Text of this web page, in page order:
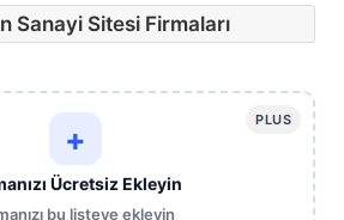
Sanayi Sitesi Firmaları
PLUS
+
Ücretsiz Ekleyin
bu listeye ekleyin